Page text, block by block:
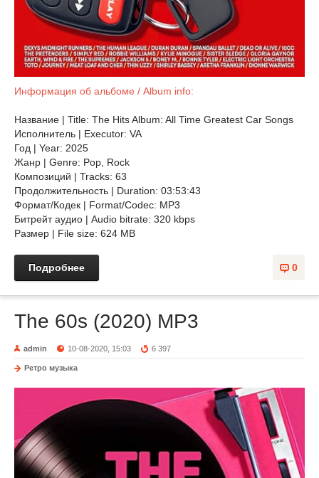
Информация об альбоме / Album info:
Название | Title: The Hits Album: All Time Greatest Car Songs
Исполнитель | Executor: VA
Год | Year: 2025
Жанр | Genre: Pop, Rock
Композиций | Tracks: 63
Продолжительность | Duration: 03:53:43
Формат/Кодек | Format/Codec: MP3
Битрейт аудио | Audio bitrate: 320 kbps
Размер | File size: 624 MB
0
Подробнее
The 60s (2020) MP3
admin 10-08-2020, 15:03 6 397
Ретро музыка